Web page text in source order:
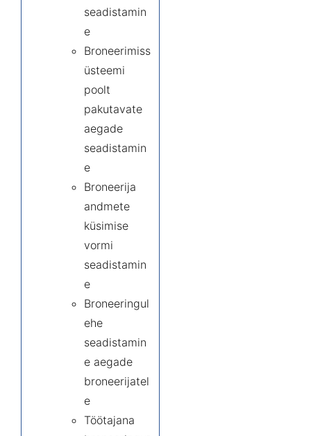
seadistamin
e
Broneerimiss
üsteemi
poolt
pakutavate
aegade
seadistamin
e
Broneerija
andmete
küsimise
vormi
seadistamin
e
Broneeringul
ehe
seadistamin
e aegade
broneerijatel
e
Töötajana